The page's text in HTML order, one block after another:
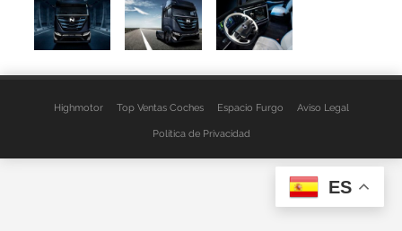
Highmotor Top Ventas Coches Espacio Furgo Aviso Legal
Política de Privacidad
ES